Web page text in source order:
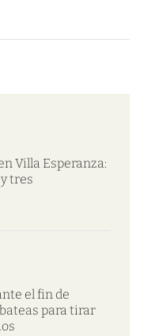
Villa Esperanza:
tres
el fin de
para tirar